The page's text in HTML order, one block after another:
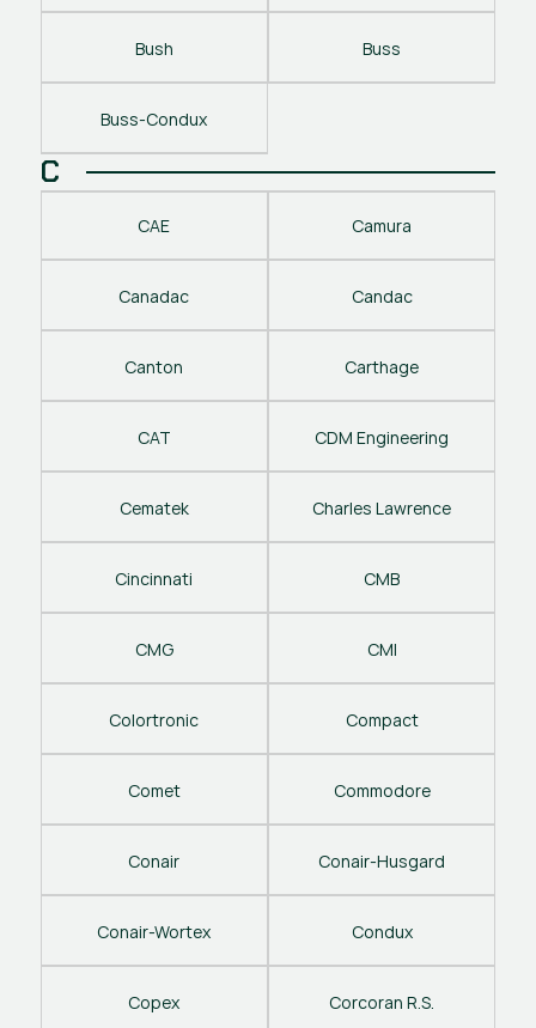
Bush Buss
Buss-Condux
C
CAE Camura
Canadac Candac
Canton Carthage
CAT CDM Engineering
Cematek Charles Lawrence
Cincinnati CMB
CMG CMI
Colortronic Compact
Comet Commodore
Conair Conair-Husgard
Conair-Wortex Condux
Copex Corcoran R.S.